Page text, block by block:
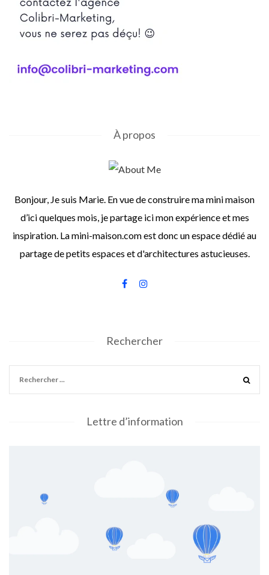
À propos
Bonjour, Je suis Marie. En vue de construire ma mini maison
d’ici quelques mois, je partage ici mon expérience et mes
inspiration. La mini-maison.com est donc un espace dédié au
partage de petits espaces et d'architectures astucieuses.
Rechercher
Lettre d’information